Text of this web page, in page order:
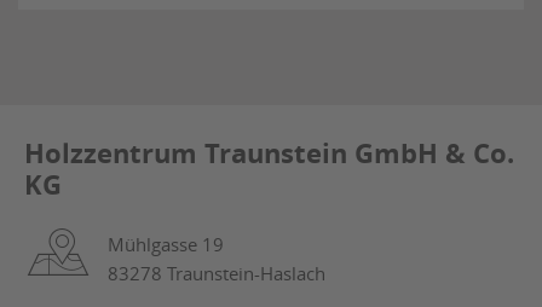
Holzzentrum Traunstein GmbH & Co.
KG
Mühlgasse 19
83278 Traunstein-Haslach